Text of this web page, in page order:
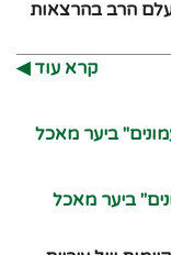
הרב בהרצאות
קרא עוד ◀︎
ביער מאכל